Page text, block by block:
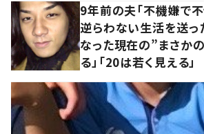
9年前の夫「不機嫌で
逆らわない生活を送
なった現在の”まさか
る」「20は若く見える」